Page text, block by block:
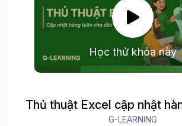
Học thử khóa này
Thủ thuật Excel cập nhật
dân văn phòng
G-LEARNING